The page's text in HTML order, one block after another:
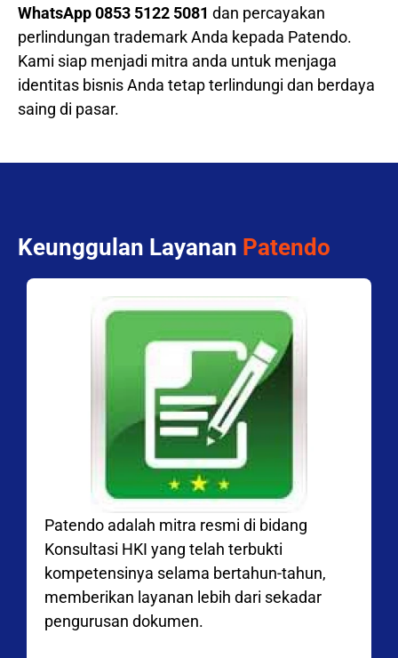
WhatsApp 0853 5122 5081 dan percayakan
perlindungan trademark Anda kepada Patendo.
Kami siap menjadi mitra anda untuk menjaga
identitas bisnis Anda tetap terlindungi dan berdaya
saing di pasar.
Keunggulan Layanan Patendo
Patendo adalah mitra resmi di bidang
Konsultasi HKI yang telah terbukti
kompetensinya selama bertahun-tahun,
memberikan layanan lebih dari sekadar
pengurusan dokumen.